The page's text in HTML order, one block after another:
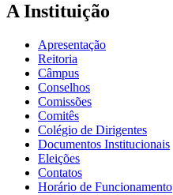
A Instituição
Apresentação
Reitoria
Câmpus
Conselhos
Comissões
Comitês
Colégio de Dirigentes
Documentos Institucionais
Eleições
Contatos
Horário de Funcionamento